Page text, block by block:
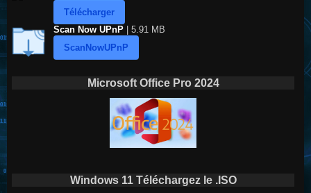
Télécharger
Scan Now UPnP| 5.91 MB
ScanNowUPnP
Microsoft Office Pro 2024
Windows 11 Téléchargez le .ISO